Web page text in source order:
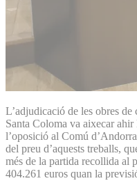
L’adjudicació de les obres
Santa Coloma va aixecar
l’oposició al Comú
del preu d’aquests treballs,
més de la partida recollida al
404.261 euros quan la